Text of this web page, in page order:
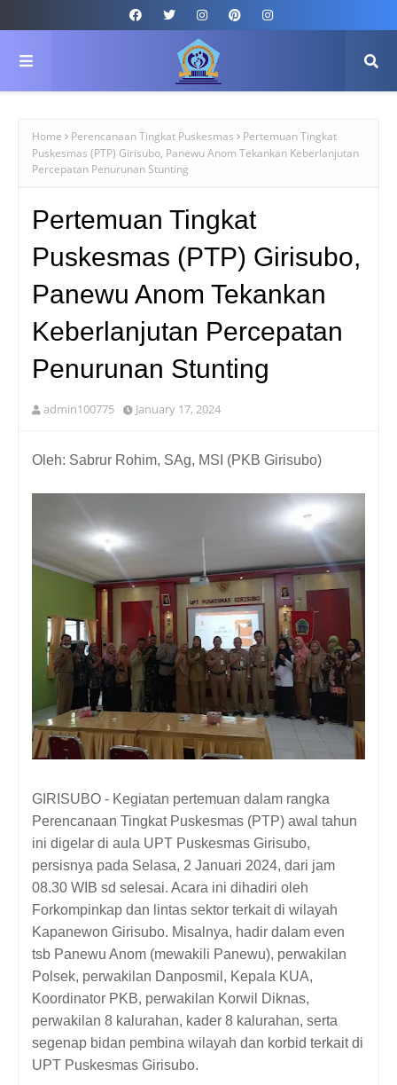
Home Perencanaan Tingkat Puskesmas
Pertemuan Tingkat
Puskesmas (PTP) Girisubo, Panewu Anom Tekankan Keberlanjutan
Percepatan Penurunan Stunting
Pertemuan Tingkat
Puskesmas (PTP) Girisubo,
Panewu Anom Tekankan
Keberlanjutan Percepatan
Penurunan Stunting
admin100775 January 17, 2024
Oleh: Sabrur Rohim, SAg, MSI (PKB Girisubo)
GIRISUBO - Kegiatan pertemuan dalam rangka
Perencanaan Tingkat Puskesmas (PTP) awal tahun
ini digelar di aula UPT Puskesmas Girisubo,
persisnya pada Selasa, 2 Januari 2024, dari jam
08.30 WIB sd selesai. Acara ini dihadiri oleh
Forkompinkap dan lintas sektor terkait di wilayah
Kapanewon Girisubo. Misalnya, hadir dalam even
tsb Panewu Anom (mewakili Panewu), perwakilan
Polsek, perwakilan Danposmil, Kepala KUA,
Koordinator PKB, perwakilan Korwil Diknas,
perwakilan 8 kalurahan, kader 8 kalurahan, serta
segenap bidan pembina wilayah dan korbid terkait di
UPT Puskesmas Girisubo.